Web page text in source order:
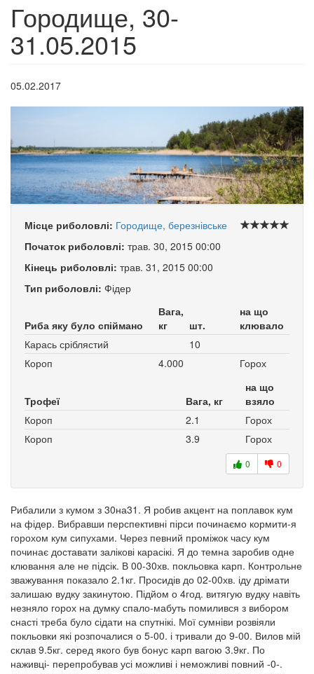
Городище, 30-
31.05.2015
05.02.2017
Місце риболовлі: Городище, березнівське
Початок риболовлі: трав. 30, 2015 00:00
Кінець риболовлі: трав. 31, 2015 00:00
Тип риболовлі: Фідер
Риба яку було спіймано
Вага,
кг
шт.
на що
клювало
Карась сріблястий
10
Короп
4.000 Горох
Трофеї Вага, кг
на що
взяло
Короп
2.1
Горох
Короп
3.9 Горох
0 0
Рибалили з кумом з 30на31. Я робив акцент на поплавок кум
на фідер. Вибравши перспективні пірси починаємо кормити-я
горохом кум сипухами. Через певний проміжок часу кум
починає доставати залікові карасікі. Я до темна заробив одне
клювання але не підсік. В 00-30хв. покльовка карп. Контрольне
зважування показало 2.1кг. Просидів до 02-00хв. іду дрімати
залишаю вудку закинутою. Підйом о 4год. витягую вудку навіть
незняло горох на думку спало-мабуть помилився з вибором
снасті треба було сідати на спутнікі. Мої сумніви розвіяли
покльовки які розпочалися о 5-00. і тривали до 9-00. Вилов мій
склав 9.5кг. серед якого був бонус карп вагою 3.9кг. По
наживці- перепробував усі можливі і неможливі повний -0-.